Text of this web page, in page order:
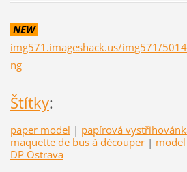
NEW
img571.imageshack.us/img571/
ng
Štítky:
paper model | papírová
maquette de bus à découper |
DP Ostrava